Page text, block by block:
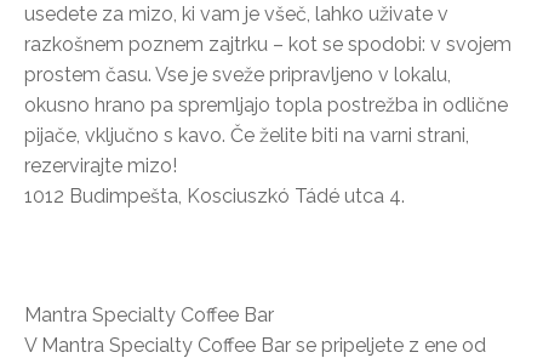
usedete za mizo, ki vam je všeč, lahko uživate v
razkošnem poznem zajtrku – kot se spodobi: v svojem
prostem času. Vse je sveže pripravljeno v lokalu,
okusno hrano pa spremljajo topla postrežba in odlične
pijače, vključno s kavo. Če želite biti na varni strani,
rezervirajte mizo!
1012 Budimpešta, Kosciuszkó Tádé utca 4.
Mantra Specialty Coffee Bar
V Mantra Specialty Coffee Bar se pripeljete z ene od